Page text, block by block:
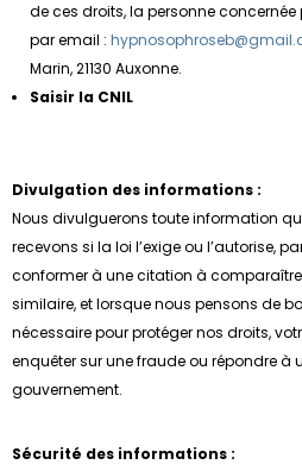
de ces droits, la personne
par email :
Marin, 21130 Auxonne.
Saisir la CNIL
Divulgation des informations :
Nous divulguerons toute information
recevons si la loi l’exige ou l’autorise,
conformer à une citation à
similaire, et lorsque nous pensons de
nécessaire pour protéger nos droits,
enquêter sur une fraude ou répondre à
gouvernement.
Sécurité des informations :